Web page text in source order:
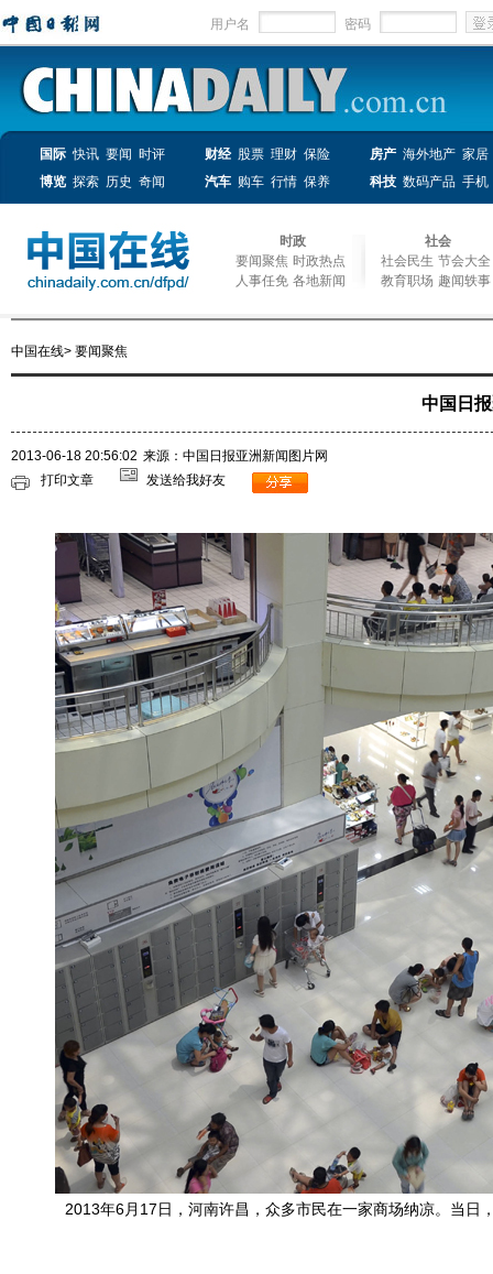
用户名 密码
国际 快讯 要闻 时评 财经 股票 理财 保险 房产 海外地产 家居
博览 探索 历史 奇闻 汽车 购车 行情 保养 科技 数码产品 手机
时政
要闻聚焦 时政热点
人事任免 各地新闻
社会
社会民生 节会大全
教育职场 趣闻轶事
中国在线> 要闻聚焦
中国日
2013-06-18 20:56:02 来源：中国日报亚洲新闻图片网
打印文章
发送给我好友
2013年6月17日，河南许昌，众多市民在一家商场纳凉。当